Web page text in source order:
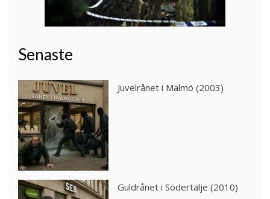
Senaste
Juvelrånet i Malmö (2003)
Guldrånet i Södertälje (2010)